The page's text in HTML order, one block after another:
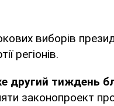
виборів
регіонів.
другий тиждень
законопроект